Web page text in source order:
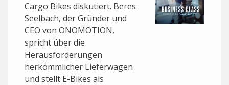
Cargo Bikes diskutiert. Beres
Seelbach, der Gründer und
CEO von ONOMOTION,
spricht über die
Herausforderungen
herkömmlicher Lieferwagen
und stellt E-Bikes als